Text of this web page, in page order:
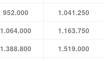
952.000 1.041.250
1.064.000 1.163.750
1.388.800
1.519.000